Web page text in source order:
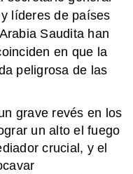
líderes de países
Saudita han
en que la
peligrosa de las
grave revés en los
un alto el fuego
crucial, y el